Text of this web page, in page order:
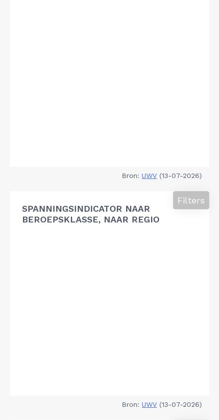
Bron: UWV (13-07-2026)
SPANNINGSINDICATOR NAAR
BEROEPSKLASSE, NAAR REGIO
Filters
Bron: UWV (13-07-2026)